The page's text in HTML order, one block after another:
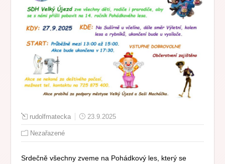
rudolfmatecka 23.9.2025
Nezařazené
Srdečně všechny zveme na Pohádkový les, který se